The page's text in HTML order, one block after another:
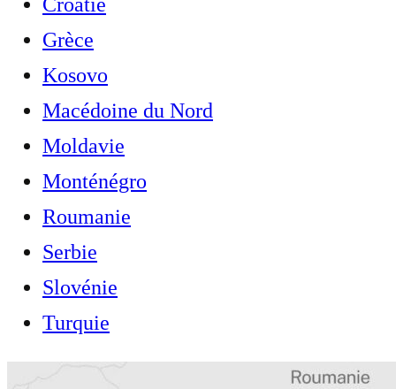
Grèce
Kosovo
Macédoine du Nord
Moldavie
Monténégro
Roumanie
Serbie
Slovénie
Turquie